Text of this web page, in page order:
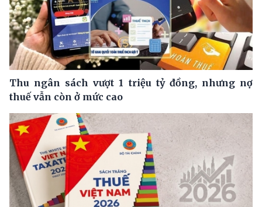
Thu ngân sách vượt 1 triệu tỷ đồng, nhưng nợ
thuế vẫn còn ở mức cao